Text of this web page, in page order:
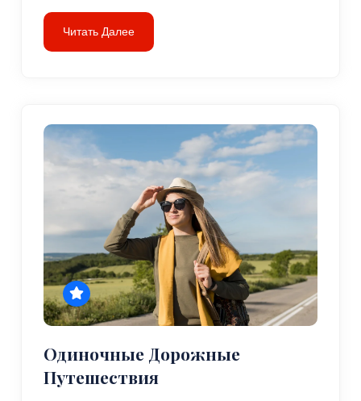
Читать Далее
Одиночные Дорожные
Путешествия